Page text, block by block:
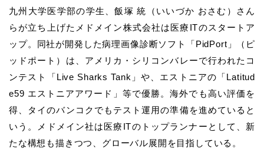
九州大学医学部の学生、飯塚 統（いいづか おさむ）さん
らが立ち上げたメドメイン株式会社は医療ITのスタートア
ップ。同社が開発した病理画像診断ソフト「PidPort」（ピ
ッドポート）は、アメリカ・シリコンバレーで行われたコ
ンテスト「Live Sharks Tank」や、エストニアの「Latitud
e59 エストニアアワード」等で優勝。海外でも高い評価を
得、タイのバンコクでもテスト運用の準備を進めていると
いう。メドメイン社は医療ITのトップランナーとして、新
たな構想も描きつつ、グローバル展開を目指している。